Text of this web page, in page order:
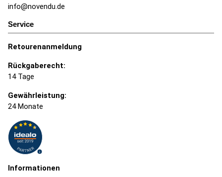
info@novendu.de
Service
Retourenanmeldung
Rückgaberecht:
14 Tage
Gewährleistung:
24 Monate
Informationen